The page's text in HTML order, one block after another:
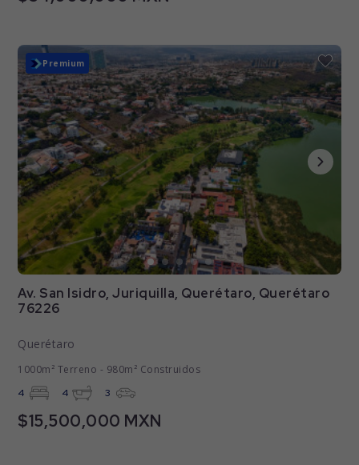
Av. San Isidro, Juriquilla, Querétaro, Querétaro
76226
Querétaro
1000m² Terreno - 980m² Construidos
4 4 3
$15,500,000 MXN
Nuevo
Premium